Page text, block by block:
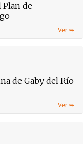
Plan de
de Gaby del Río